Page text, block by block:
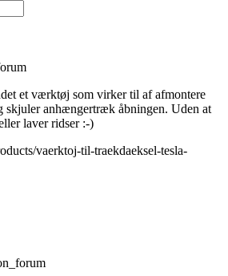
et værktøj som virker til af afmontere
skjuler anhængertræk åbningen. Uden at
laver ridser :-)
vaerktoj-til-traekdaeksel-tesla-